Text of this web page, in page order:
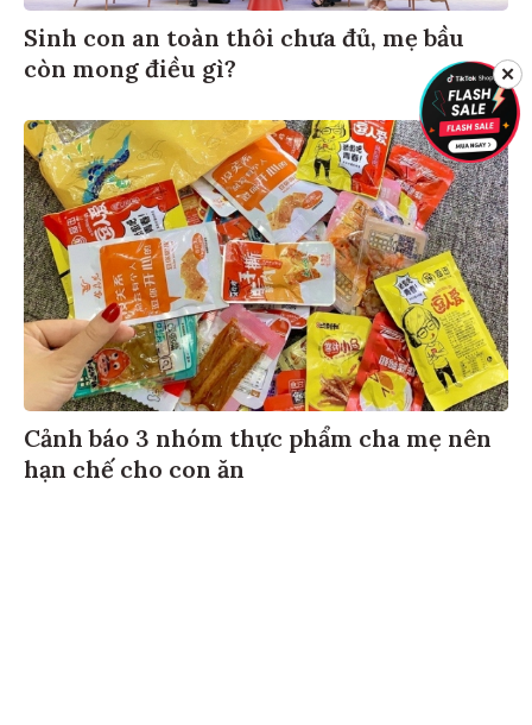
Sinh con an toàn thôi chưa đủ, mẹ bầu
còn mong điều gì?
Cảnh báo 3 nhóm thực phẩm cha mẹ nên
hạn chế cho con ăn
✕